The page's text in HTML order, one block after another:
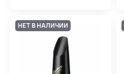
НЕТ В НАЛИЧИИ